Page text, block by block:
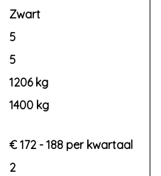
Zwart
5
5
1206 kg
1400 kg
€ 172 - 188 per kwartaal
2